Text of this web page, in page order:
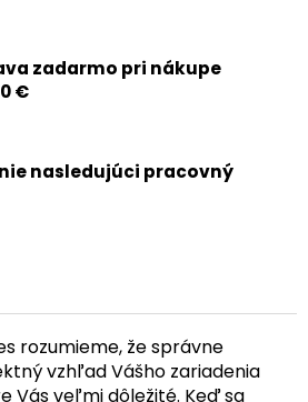
zadarmo pri nákupe
€
nasledujúci pracovný
rozumieme, že správne
vzhľad Vášho zariadenia
Vás veľmi dôležité. Keď sa